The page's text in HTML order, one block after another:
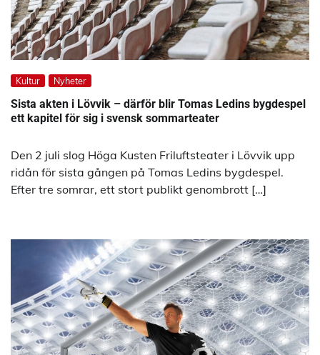
Kultur Nyheter
Sista akten i Lövvik – därför blir Tomas Ledins bygdespel
ett kapitel för sig i svensk sommarteater
Den 2 juli slog Höga Kusten Friluftsteater i Lövvik upp
ridån för sista gången på Tomas Ledins bygdespel.
Efter tre somrar, ett stort publikt genombrott […]